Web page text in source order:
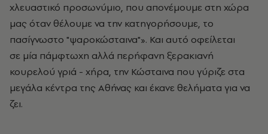
χλευαστικό προσωνύμιο, που απονέμουμε στη χώρα
μας όταν θέλουμε να την κατηγορήσουμε, το
πασίγνωστο "ψαροκώσταινα"». Και αυτό οφείλεται
σε μία πάμφτωχη αλλά περήφανη ξερακιανή
κουρελού γριά - χήρα, την Κώσταινα που γύριζε στα
μεγάλα κέντρα της Αθήνας και έκανε θελήματα για να
ζει.